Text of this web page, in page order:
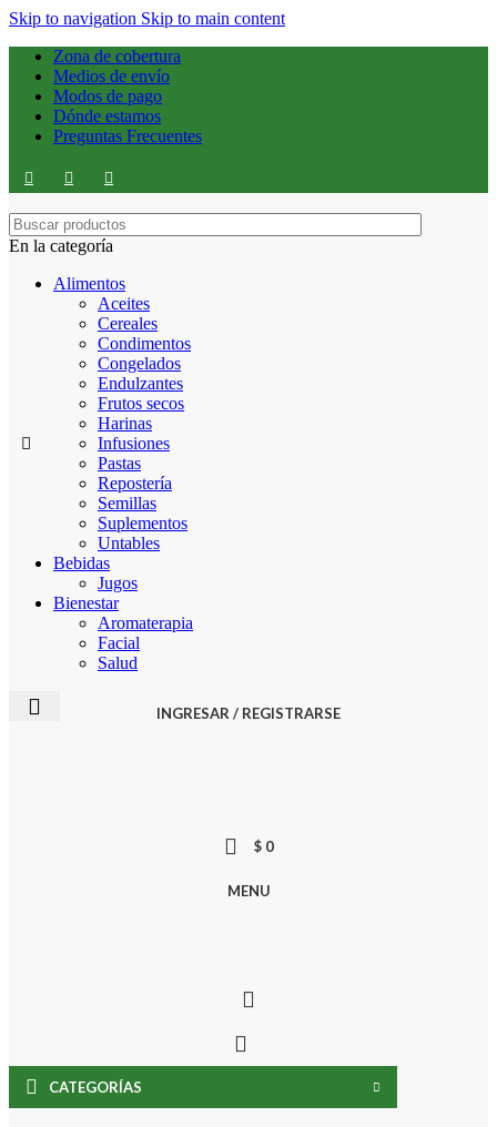
Skip to navigation Skip to main content
Zona de cobertura
Medios de envío
Modos de pago
Dónde estamos
Preguntas Frecuentes
En la categoría
Alimentos
Aceites
Cereales
Condimentos
Congelados
Endulzantes
Frutos secos
Harinas
Infusiones
Pastas
Repostería
Semillas
Suplementos
Untables
Bebidas
Jugos
Bienestar
Aromaterapia
Facial
Salud
INGRESAR / REGISTRARSE
$0
MENU
CATEGORÍAS